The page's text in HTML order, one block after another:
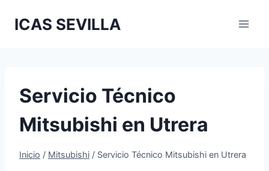
ICAS SEVILLA
Servicio Técnico
Mitsubishi en Utrera
Inicio / Mitsubishi / Servicio Técnico Mitsubishi en Utrera